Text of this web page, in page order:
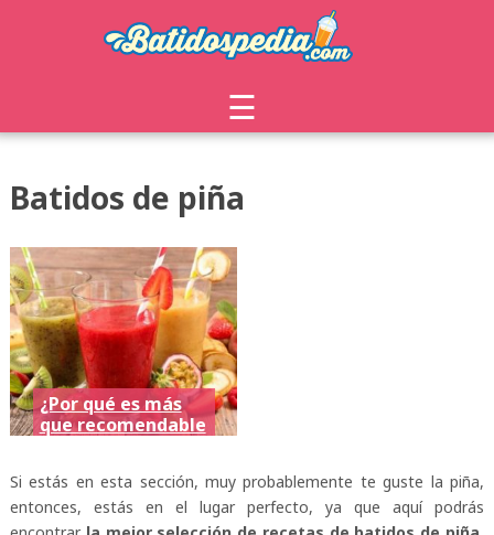
☰
Batidos de piña
¿Por qué es más
que recomendable
Si estás en esta sección, muy probablemente te guste la piña,
entonces, estás en el lugar perfecto, ya que aquí podrás